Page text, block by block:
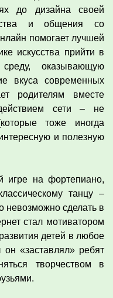
до дизайна своей
и общения со
помогает лучшей
искусства прийти в
оказывающую
вкуса современных
родителям вместе
сети – не
тоже иногда
и полезную
игре на фортепиано,
танцу –
невозможно сделать в
стал мотиватором
детей в любое
«заставлял» ребят
творчеством в